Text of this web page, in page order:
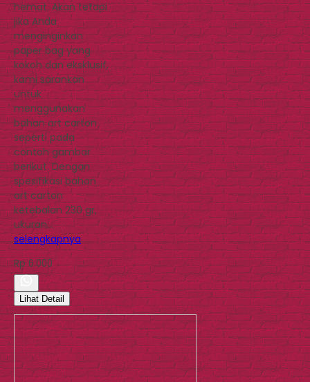
hemat. Akan tetapi
jika Anda
menginginkan
paper bag yang
kokoh dan eksklusif,
kami sarankan
untuk
menggunakan
bahan art carton
seperti pada
contoh gambar
berikut. Dengan
spesifikasi bahan
art carton
ketebalan 230 gr,
ukuran…
selengkapnya
Rp 6.000
Lihat Detail